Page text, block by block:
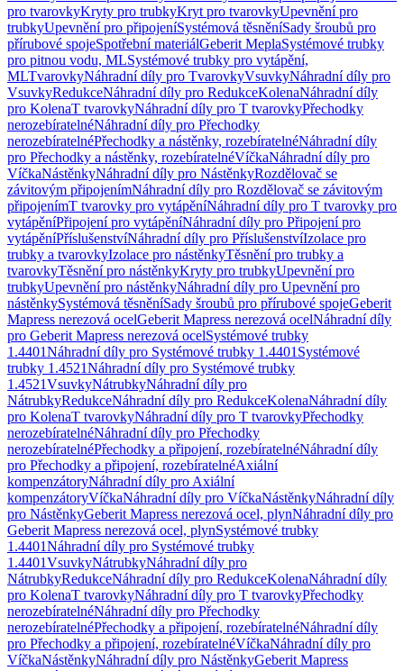
pro tvarovkyKryty pro trubkyKryt pro tvarovkyUpevnění pro
trubkyUpevnění pro připojeníSystémová těsněníSady šroubů pro
přírubové spojeSpotřební materiálGeberit MeplaSystémové trubky
pro pitnou vodu, MLSystémové trubky pro vytápění,
MLTvarovkyNáhradní díly pro TvarovkyVsuvkyNáhradní díly pro
VsuvkyRedukceNáhradní díly pro RedukceKolenaNáhradní díly
pro KolenaT tvarovkyNáhradní díly pro T tvarovkyPřechodky
nerozebíratelnéNáhradní díly pro Přechodky
nerozebíratelnéPřechodky a nástěnky, rozebíratelnéNáhradní díly
pro Přechodky a nástěnky, rozebíratelnéVíčkaNáhradní díly pro
VíčkaNástěnkyNáhradní díly pro NástěnkyRozdělovač se
závitovým připojenímNáhradní díly pro Rozdělovač se závitovým
připojenímT tvarovky pro vytápěníNáhradní díly pro T tvarovky pro
vytápěníPřipojení pro vytápěníNáhradní díly pro Připojení pro
vytápěníPříslušenstvíNáhradní díly pro PříslušenstvíIzolace pro
trubky a tvarovkyIzolace pro nástěnkyTěsnění pro trubky a
tvarovkyTěsnění pro nástěnkyKryty pro trubkyUpevnění pro
trubkyUpevnění pro nástěnkyNáhradní díly pro Upevnění pro
nástěnkySystémová těsněníSady šroubů pro přírubové spojeGeberit
Mapress nerezová ocelGeberit Mapress nerezová ocelNáhradní díly
pro Geberit Mapress nerezová ocelSystémové trubky
1.4401Náhradní díly pro Systémové trubky 1.4401 Systémové
trubky 1.4521Náhradní díly pro Systémové trubky
1.4521VsuvkyNátrubkyNáhradní díly pro
NátrubkyRedukceNáhradní díly pro RedukceKolenaNáhradní díly
pro KolenaT tvarovkyNáhradní díly pro T tvarovkyPřechodky
nerozebíratelnéNáhradní díly pro Přechodky
nerozebíratelnéPřechodky a připojení, rozebíratelnéNáhradní díly
pro Přechodky a připojení, rozebíratelnéAxiální
kompenzátoryNáhradní díly pro Axiální
kompenzátoryVíčkaNáhradní díly pro VíčkaNástěnkyNáhradní díly
pro NástěnkyGeberit Mapress nerezová ocel, plynNáhradní díly pro
Geberit Mapress nerezová ocel, plynSystémové trubky
1.4401Náhradní díly pro Systémové trubky
1.4401VsuvkyNátrubkyNáhradní díly pro
NátrubkyRedukceNáhradní díly pro RedukceKolenaNáhradní díly
pro KolenaT tvarovkyNáhradní díly pro T tvarovkyPřechodky
nerozebíratelnéNáhradní díly pro Přechodky
nerozebíratelnéPřechodky a připojení, rozebíratelnéNáhradní díly
pro Přechodky a připojení, rozebíratelnéVíčkaNáhradní díly pro
VíčkaNástěnkyNáhradní díly pro NástěnkyGeberit Mapress